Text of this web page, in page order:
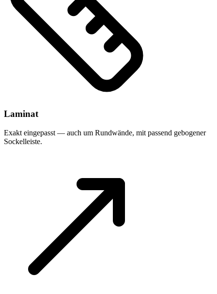
Laminat
Exakt eingepasst — auch um Rundwände, mit passend gebogener
Sockelleiste.